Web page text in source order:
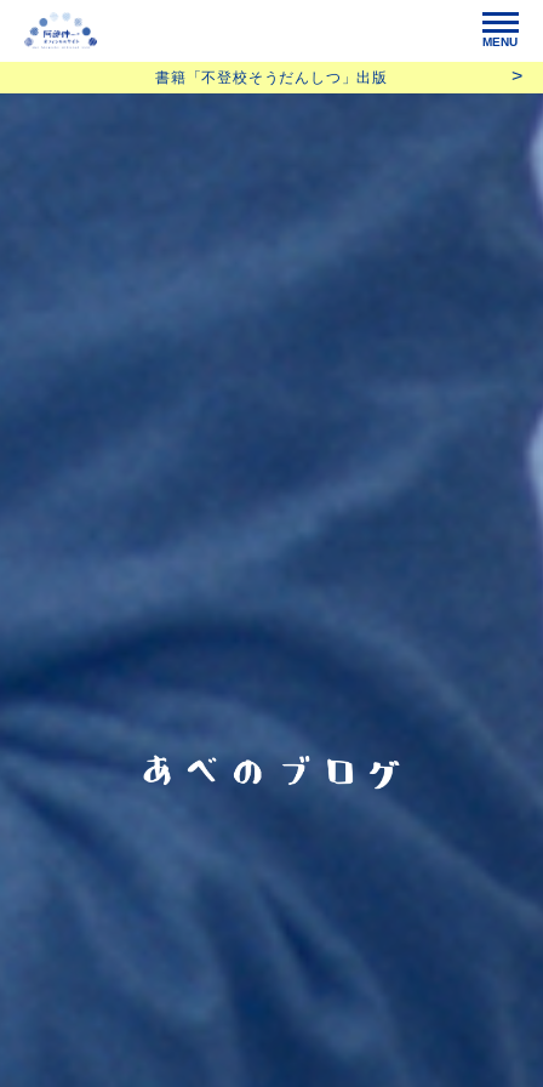
MENU
書籍「不登校そうだんしつ」出版